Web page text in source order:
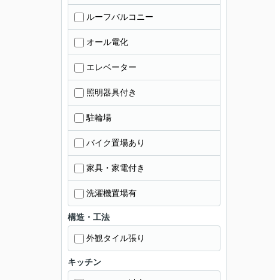
ルーフバルコニー
オール電化
エレベーター
照明器具付き
駐輪場
バイク置場あり
家具・家電付き
洗濯機置場有
構造・工法
外観タイル張り
キッチン